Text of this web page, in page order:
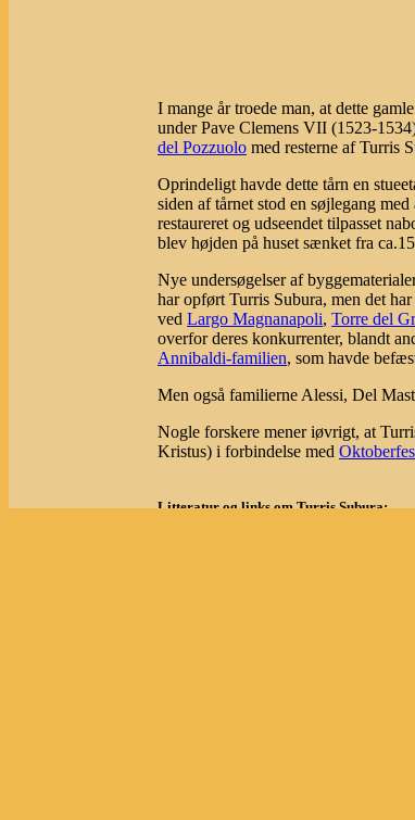
I mange år troede man, at dette
under Pave Clemens VII (1523-
del Pozzuolo med resterne af Turris
Oprindeligt havde dette tårn en
siden af tårnet stod en søjlegang
restaureret og udseendet tilpasset
blev højden på huset sænket fra
Nye undersøgelser af
har opført Turris Subura, men det
ved Largo Magnanapoli, Torre del
overfor deres konkurrenter, blandt
Annibaldi-familien, som havde
Men også familierne Alessi, Del
Nogle forskere mener iøvrigt, at
Kristus) i forbindelse med
Litteratur og links om Turris Subura: